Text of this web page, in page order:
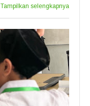
Tampilkan selengkapnya